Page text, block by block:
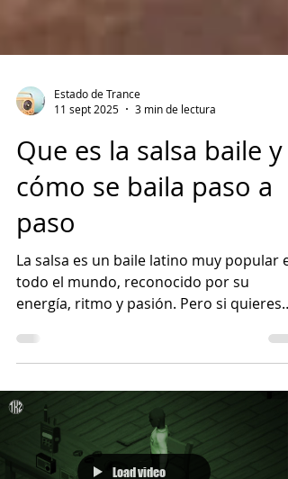
11 sept 2025
3 min de lectura
Que es la salsa baile y
cómo se baila paso a
paso
La salsa es un baile latino muy popular
todo el mundo, reconocido por su
energía, ritmo y pasión. Pero si quieres
conocer cuál es su...